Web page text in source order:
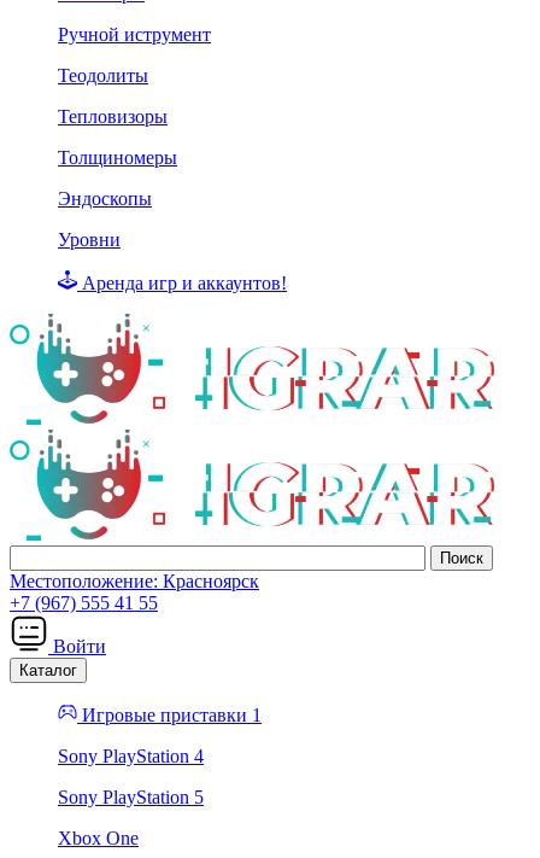
Ручной иструмент
Теодолиты
Тепловизоры
Толщиномеры
Эндоскопы
Уровни
Аренда игр и аккаунтов!
Местоположение: Красноярск
+7 (967) 555 41 55
Войти
Каталог
Игровые приставки 1
Sony PlayStation 4
Sony PlayStation 5
Xbox One